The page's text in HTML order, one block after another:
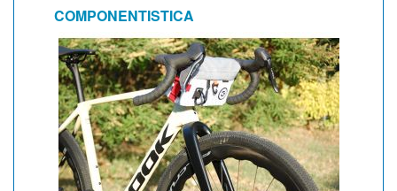
COMPONENTISTICA